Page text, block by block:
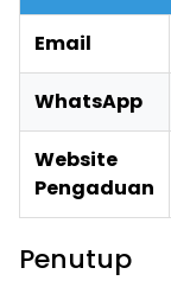
Email
WhatsApp
Website
Pengaduan
Penutup